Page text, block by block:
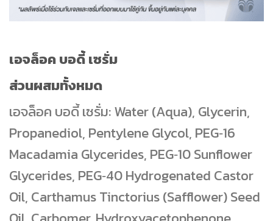
เอจล็อค บอดี้ เซรั่ม
ส่วนผสมทั้งหมด
เอจล็อค บอดี้ เซรั่ม: Water (Aqua), Glycerin,
Propanediol, Pentylene Glycol, PEG‐16
Macadamia Glycerides, PEG‐10 Sunflower
Glycerides, PEG‐40 Hydrogenated Castor
Oil, Carthamus Tinctorius (Safflower) Seed